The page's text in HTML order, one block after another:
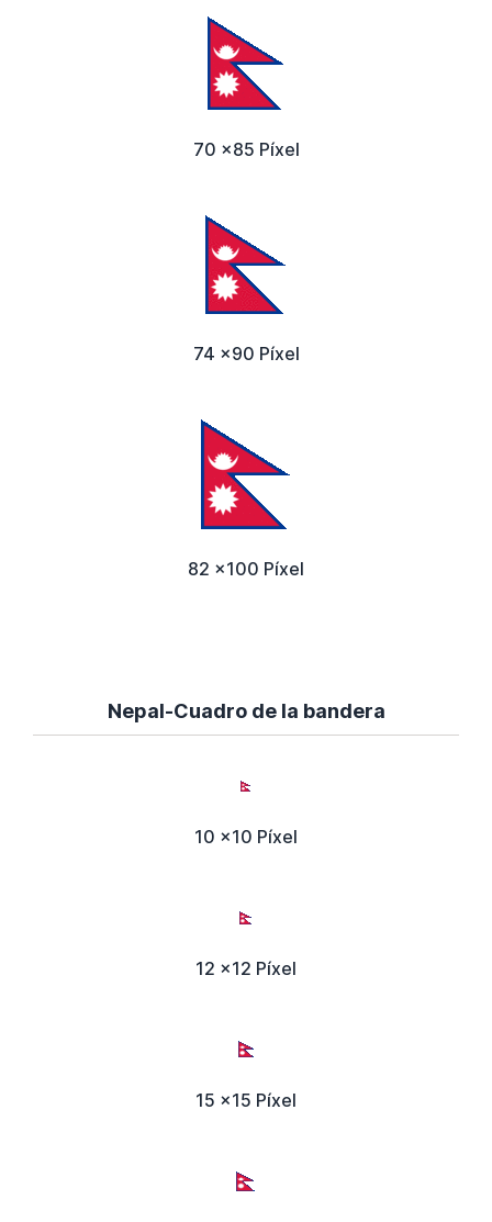
70 x85 Píxel
74 x90 Píxel
82 x100 Píxel
Nepal-Cuadro de la bandera
10 x10 Píxel
12 x12 Píxel
15 x15 Píxel